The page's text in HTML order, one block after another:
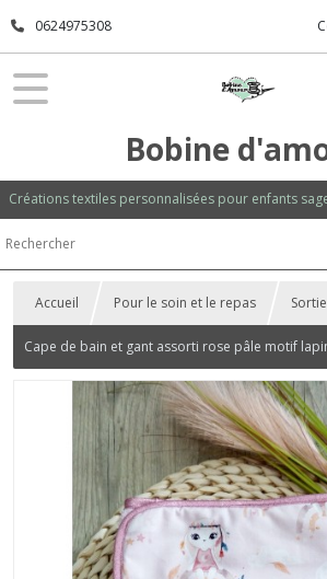
0624975308
Bobine
Créations textiles personnalisées pour enfants
Accueil Pour le soin et le repas
Cape de bain et gant assorti rose pâle motif